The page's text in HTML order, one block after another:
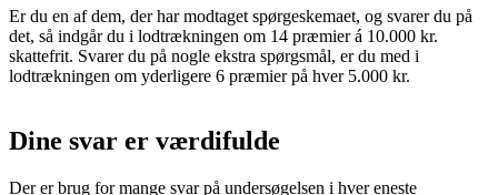
Er du en af dem, der har modtaget spørgeskemaet, og svarer du på
det, så indgår du i lodtrækningen om 14 præmier á 10.000 kr.
skattefrit. Svarer du på nogle ekstra spørgsmål, er du med i
lodtrækningen om yderligere 6 præmier på hver 5.000 kr.
Dine svar er værdifulde
Der er brug for mange svar på undersøgelsen i hver eneste